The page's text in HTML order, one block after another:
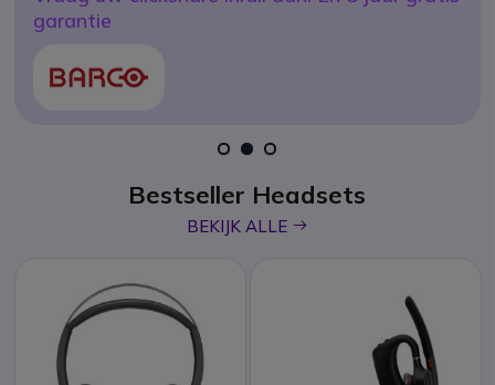
garantie
Bestseller Headsets
BEKIJK ALLE